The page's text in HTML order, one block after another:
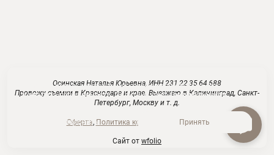
Осинская Наталья Юрьевна, ИНН 231 22 35 64 688
Провожу съемки в Краснодаре и крае. Выезжаю в Калининград, Санкт-
Петербург, Москву и т. д.
Оферта, Политика конфиденциальности
Сайт от wfolio
На сайте используются файлы cookie для работы сайта
и анализа посещаемости.Политика конфиденциальности
Отклонить Принять